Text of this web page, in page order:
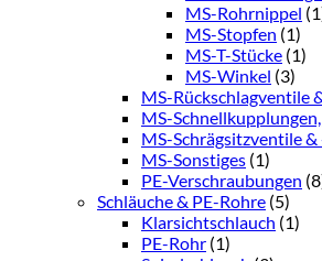
MS-Rohrnippel
MS-Stopfen (1)
MS-T-Stücke (1)
MS-Winkel (3)
MS-Rückschlagventile
MS-
MS-Schrägsitzventile
MS-Sonstiges (1)
PE-Verschraubungen
Schläuche & PE-Rohre (5)
Klarsichtschlauch (1)
PE-Rohr (1)